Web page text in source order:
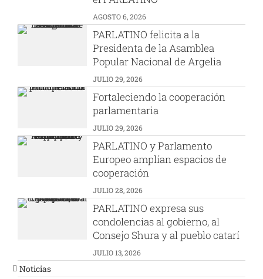
AGOSTO 6, 2026
PARLATINO felicita a la
Presidenta de la Asamblea
Popular Nacional de Argelia
JULIO 29, 2026
Fortaleciendo la cooperación
parlamentaria
JULIO 29, 2026
PARLATINO y Parlamento
Europeo amplían espacios de
cooperación
JULIO 28, 2026
PARLATINO expresa sus
condolencias al gobierno, al
Consejo Shura y al pueblo catarí
JULIO 13, 2026
Noticias